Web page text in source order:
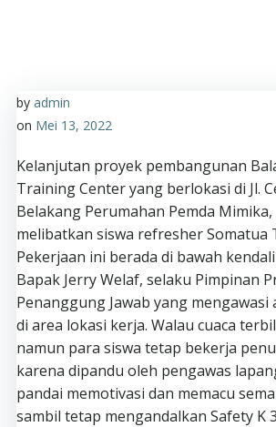
by admin
on Mei 13, 2022
Kelanjutan proyek pembangunan
Training Center yang berlokasi di Jl.
Belakang Perumahan Pemda
melibatkan siswa refresher Somatua
Pekerjaan ini berada di bawah
Bapak Jerry Welaf, selaku Pimpinan
Penanggung Jawab yang
di area lokasi kerja. Walau cuaca
namun para siswa tetap bekerja
karena dipandu oleh pengawas
pandai memotivasi dan memacu
sambil tetap mengandalkan Safety K